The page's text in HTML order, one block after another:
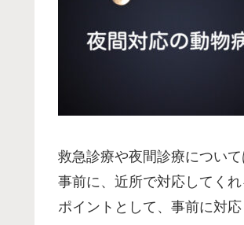
救急診療や夜間診療につい
事前に、近所で対応してく
ポイントとして、事前に対